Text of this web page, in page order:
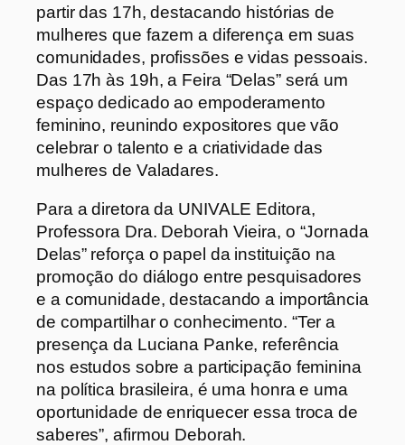
partir das 17h, destacando histórias de
mulheres que fazem a diferença em suas
comunidades, profissões e vidas pessoais.
Das 17h às 19h, a Feira “Delas” será um
espaço dedicado ao empoderamento
feminino, reunindo expositores que vão
celebrar o talento e a criatividade das
mulheres de Valadares.
Para a diretora da UNIVALE Editora,
Professora Dra. Deborah Vieira, o “Jornada
Delas” reforça o papel da instituição na
promoção do diálogo entre pesquisadores
e a comunidade, destacando a importância
de compartilhar o conhecimento. “Ter a
presença da Luciana Panke, referência
nos estudos sobre a participação feminina
na política brasileira, é uma honra e uma
oportunidade de enriquecer essa troca de
saberes”, afirmou Deborah.